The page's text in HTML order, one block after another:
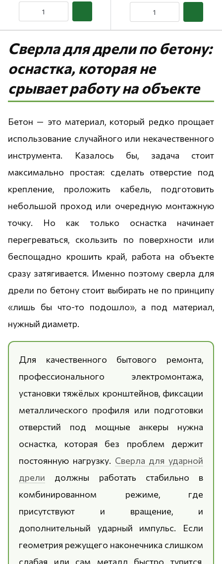
Сверла для дрели по бетону:
оснастка, которая не
срывает работу на объекте
Бетон — это материал, который редко прощает
использование случайного или некачественного
инструмента. Казалось бы, задача стоит
максимально простая: сделать отверстие под
крепление, проложить кабель, подготовить
небольшой проход или очередную монтажную
точку. Но как только оснастка начинает
перегреваться, скользить по поверхности или
беспощадно крошить край, работа на объекте
сразу затягивается. Именно поэтому сверла для
дрели по бетону стоит выбирать не по принципу
«лишь бы что-то подошло», а под материал,
нужный диаметр.
Для качественного бытового ремонта,
профессионального электромонтажа,
установки тяжёлых кронштейнов, фиксации
металлического профиля или подготовки
отверстий под мощные анкеры нужна
оснастка, которая без проблем держит
постоянную нагрузку. Сверла для ударной
дрели должны работать стабильно в
комбинированном режиме, где
присутствуют и вращение, и
дополнительный ударный импульс. Если
геометрия режущего наконечника слишком
слабая или сам металл быстро тупится,